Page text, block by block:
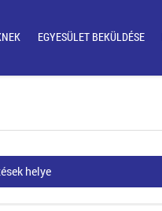
EGYESÜLET BEKÜLDÉSE
helye